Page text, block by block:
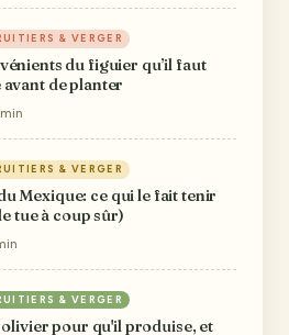
& VERGER
du figuier qu’il faut
de planter
& VERGER
Mexique: ce qui le fait tenir
tue à coup sûr)
& VERGER
pour qu'il produise, et